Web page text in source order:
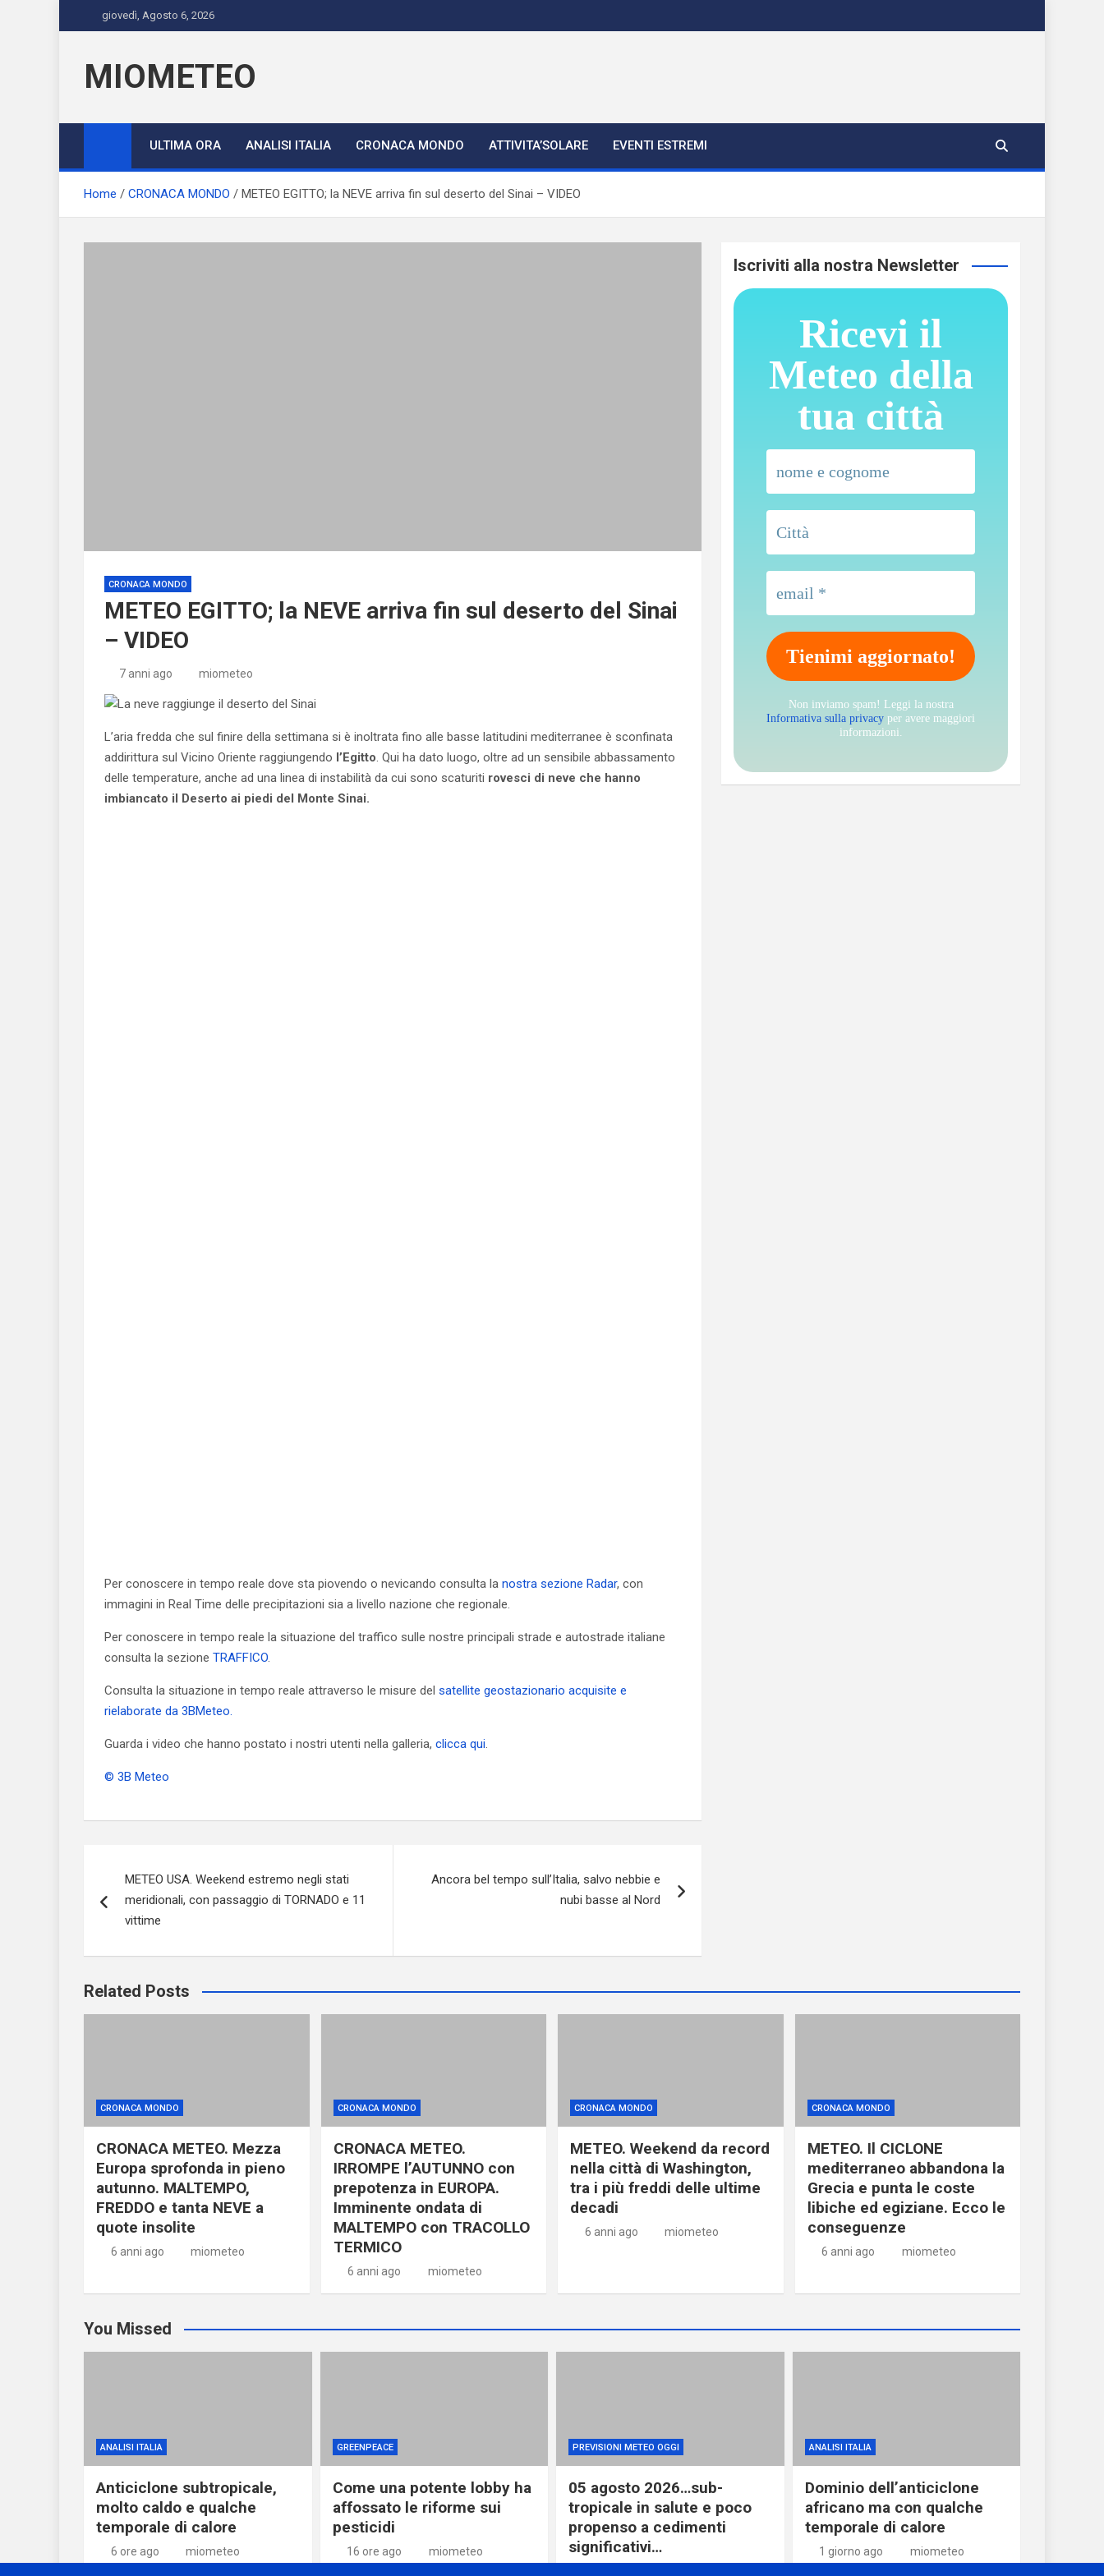
to
giovedì, Agosto 6, 2026
MIOMETEO
ULTIMA ORA ANALISI ITALIA CRONACA MONDO ATTIVITA’SOLARE EVENTI ESTREMI
Home CRONACA MONDO METEO EGITTO; la NEVE arriva fin sul deserto del Sinai – VIDEO
CRONACA MONDO
METEO EGITTO; la NEVE arriva fin sul deserto del Sinai
– VIDEO
7 anni ago miometeo
L’aria fredda che sul finire della settimana si è inoltrata fino alle basse latitudini mediterranee è sconfinata
addirittura sul Vicino Oriente raggiungendo l’Egitto. Qui ha dato luogo, oltre ad un sensibile abbassamento
delle temperature, anche ad una linea di instabilità da cui sono scaturiti rovesci di neve che hanno
imbiancato il Deserto ai piedi del Monte Sinai.
Per conoscere in tempo reale dove sta piovendo o nevicando consulta la nostra sezione Radar, con
immagini in Real Time delle precipitazioni sia a livello nazione che regionale.
Per conoscere in tempo reale la situazione del traffico sulle nostre principali strade e autostrade italiane
consulta la sezione TRAFFICO.
Consulta la situazione in tempo reale attraverso le misure del satellite geostazionario acquisite e
rielaborate da 3BMeteo.
Guarda i video che hanno postato i nostri utenti nella galleria, clicca qui.
© 3B Meteo
articoli
METEO USA. Weekend estremo negli stati
meridionali, con passaggio di TORNADO e 11
vittime
Ancora bel tempo sull’Italia, salvo nebbie e
nubi basse al Nord
Iscriviti alla nostra Newsletter
Ricevi il
Meteo della
tua città
Non inviamo spam! Leggi la nostra
Informativa sulla privacy per avere maggiori
informazioni.
Related Posts
CRONACA MONDO
CRONACA METEO. Mezza
Europa sprofonda in pieno
autunno. MALTEMPO,
FREDDO e tanta NEVE a
quote insolite
6 anni ago miometeo
CRONACA MONDO
CRONACA METEO.
IRROMPE l’AUTUNNO con
prepotenza in EUROPA.
Imminente ondata di
MALTEMPO con TRACOLLO
TERMICO
6 anni ago miometeo
CRONACA MONDO
METEO. Weekend da record
nella città di Washington,
tra i più freddi delle ultime
decadi
6 anni ago miometeo
CRONACA MONDO
METEO. Il CICLONE
mediterraneo abbandona la
Grecia e punta le coste
libiche ed egiziane. Ecco le
conseguenze
6 anni ago miometeo
You Missed
ANALISI ITALIA
Anticiclone subtropicale,
molto caldo e qualche
temporale di calore
6 ore ago miometeo
GREENPEACE
Come una potente lobby ha
affossato le riforme sui
pesticidi
16 ore ago miometeo
PREVISIONI METEO OGGI
05 agosto 2026…sub-
tropicale in salute e poco
propenso a cedimenti
significativi…
ANALISI ITALIA
Dominio dell’anticiclone
africano ma con qualche
temporale di calore
1 giorno ago miometeo